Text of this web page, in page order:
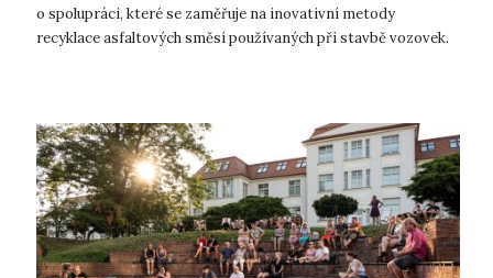
o spolupráci, které se zaměřuje na inovativní metody
recyklace asfaltových směsí používaných při stavbě vozovek.